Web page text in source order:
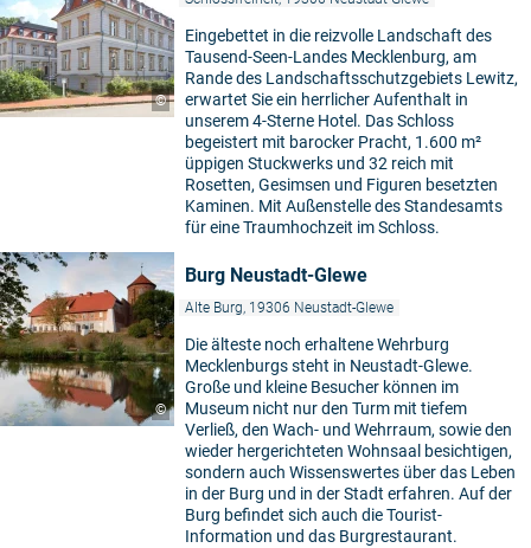
©
Eingebettet in die reizvolle Landschaft des
Tausend-Seen-Landes Mecklenburg, am
Rande des Landschaftsschutzgebiets Lewitz,
erwartet Sie ein herrlicher Aufenthalt in
unserem 4-Sterne Hotel. Das Schloss
begeistert mit barocker Pracht, 1.600 m²
üppigen Stuckwerks und 32 reich mit
Rosetten, Gesimsen und Figuren besetzten
Kaminen. Mit Außenstelle des Standesamts
für eine Traumhochzeit im Schloss.
©
Burg Neustadt-Glewe
Alte Burg, 19306 Neustadt-Glewe
Die älteste noch erhaltene Wehrburg
Mecklenburgs steht in Neustadt-Glewe.
Große und kleine Besucher können im
Museum nicht nur den Turm mit tiefem
Verließ, den Wach- und Wehrraum, sowie den
wieder hergerichteten Wohnsaal besichtigen,
sondern auch Wissenswertes über das Leben
in der Burg und in der Stadt erfahren. Auf der
Burg befindet sich auch die Tourist-
Information und das Burgrestaurant.